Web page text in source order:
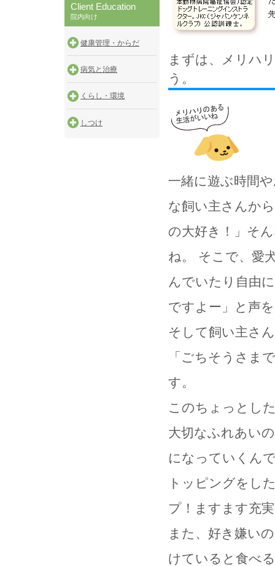
Client Education
院内向け
健康管理・からだ
病気と治療
くらし・環境
しつけ
まずは、メリハ
う。
一緒に遊ぶ時間
な飼い主さんか
の大好き！」 そ
ね。 そこで、愛
んでいたり自由
ですよー」と声
そして飼い主さ
「ごちそうさま
す。
このちょっとし
大切なふれあい
になっていくん
トッピングをし
プ！ ますます充
また、好き嫌い
けていると食べ